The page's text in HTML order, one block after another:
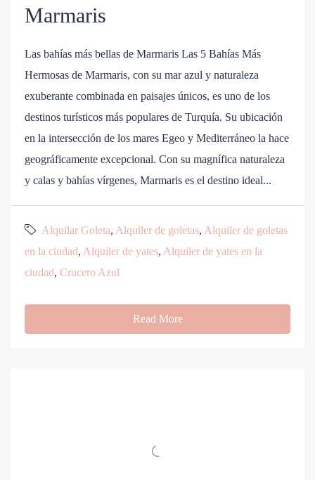
Marmaris
Las bahías más bellas de Marmaris Las 5 Bahías Más
Hermosas de Marmaris, con su mar azul y naturaleza
exuberante combinada en paisajes únicos, es uno de los
destinos turísticos más populares de Turquía. Su ubicación
en la intersección de los mares Egeo y Mediterráneo la hace
geográficamente excepcional. Con su magnífica naturaleza
y calas y bahías vírgenes, Marmaris es el destino ideal...
Alquilar Goleta, Alquiler de goletas, Alquiler de goletas
en la ciudad, Alquiler de yates, Alquiler de yates en la
ciudad, Crucero Azul
Read More